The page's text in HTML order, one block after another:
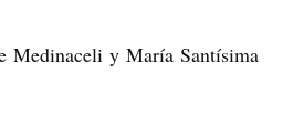
Medinaceli y María Santísima